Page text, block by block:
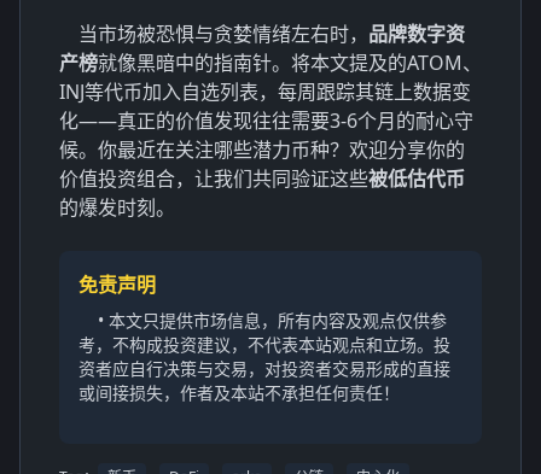
当市场被恐惧与贪婪情绪左右时， 品牌数字资
产榜就像黑暗中的指南针。将本文提及的ATOM、
INJ等代币加入自选列表，每周跟踪其链上数据变
化——真正的价值发现往往需要3-6个月的耐心守
候。你最近在关注哪些潜力币种？欢迎分享你的
价值投资组合，让我们共同验证这些被低估代币
的爆发时刻。
免责声明
• 本文只提供市场信息，所有内容及观点仅供参
考，不构成投资建议，不代表本站观点和立场。投
资者应自行决策与交易，对投资者交易形成的直接
或间接损失，作者及本站不承担任何责任！